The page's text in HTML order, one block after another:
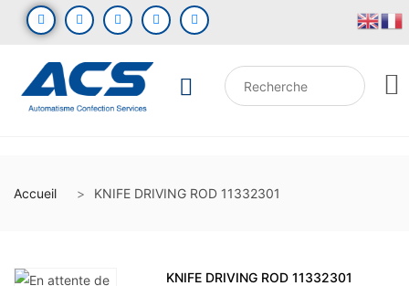
Accueil KNIFE DRIVING ROD 11332301
KNIFE DRIVING ROD 11332301